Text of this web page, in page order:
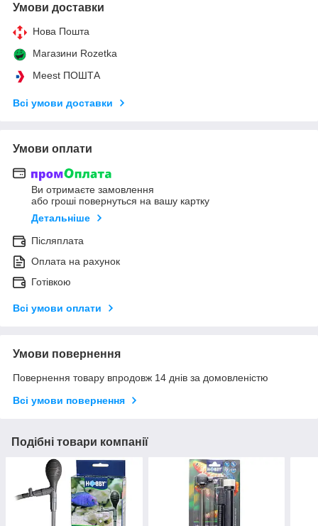
Умови доставки
Нова Пошта
Магазини Rozetka
Meest ПОШТА
Всі умови доставки
Умови оплати
Ви отримаєте замовлення
або гроші повернуться на вашу картку
Детальніше
Післяплата
Оплата на рахунок
Готівкою
Всі умови оплати
Умови повернення
Повернення товару впродовж 14 днів за домовленістю
Всі умови повернення
Подібні товари компанії